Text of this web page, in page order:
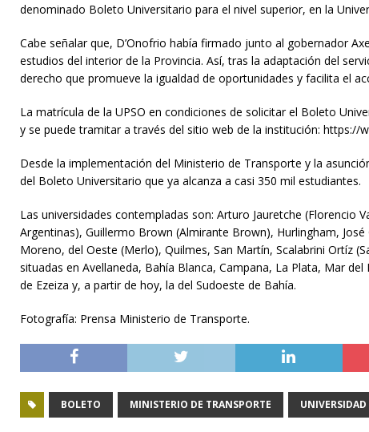
denominado Boleto Universitario para el nivel superior, en la
Cabe señalar que, D’Onofrio había firmado junto al gobernador
estudios del interior de la Provincia. Así, tras la adaptación del
derecho que promueve la igualdad de oportunidades y facilita el
La matrícula de la UPSO en condiciones de solicitar el Boleto
y se puede tramitar a través del sitio web de la institución: https://
Desde la implementación del Ministerio de Transporte y la
del Boleto Universitario que ya alcanza a casi 350 mil estudiantes.
Las universidades contempladas son: Arturo Jauretche (Florencio
Argentinas), Guillermo Brown (Almirante Brown), Hurlingham,
Moreno, del Oeste (Merlo), Quilmes, San Martín, Scalabrini Ortíz
situadas en Avellaneda, Bahía Blanca, Campana, La Plata, Mar
de Ezeiza y, a partir de hoy, la del Sudoeste de Bahía.
Fotografía: Prensa Ministerio de Transporte.
BOLETO MINISTERIO DE TRANSPORTE UNIVERSIDAD